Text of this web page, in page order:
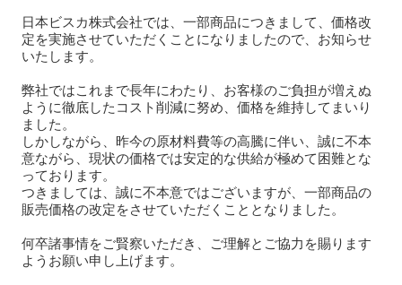
日本ビスカ株式会社では、一部商品につきまして、価格改
定を実施させていただくことになりましたので、お知らせ
いたします。
弊社ではこれまで長年にわたり、お客様のご負担が増えぬ
ように徹底したコスト削減に努め、価格を維持してまいり
ました。
しかしながら、昨今の原材料費等の高騰に伴い、誠に不本
意ながら、現状の価格では安定的な供給が極めて困難とな
っております。
つきましては、誠に不本意ではございますが、一部商品の
販売価格の改定をさせていただくこととなりました。
何卒諸事情をご賢察いただき、ご理解とご協力を賜ります
ようお願い申し上げます。